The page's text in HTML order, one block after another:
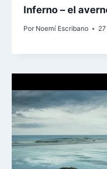
Inferno – el
Por Noemí Escribano